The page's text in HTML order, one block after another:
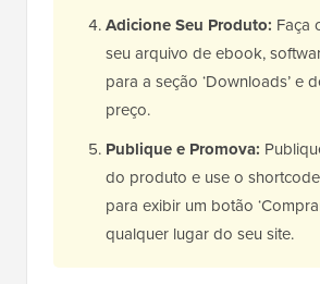
Adicione Seu Produto: Faça
seu arquivo de ebook,
para a seção ‘Downloads’ e
preço.
Publique e Promova:
do produto e use o
para exibir um botão
qualquer lugar do seu site.